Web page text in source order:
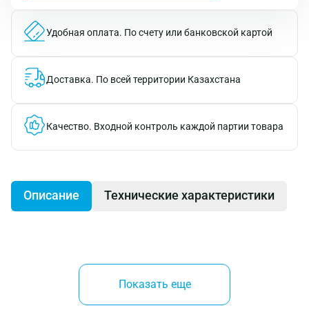
Удобная оплата. По счету или банковской картой
Доставка. По всей территории Казахстана
Качество. Входной контроль каждой партии товара
Описание Технические характеристики
Саморез кровельный KRS по дереву
- крепежное изделие, которое
состоит из стержня с винтовой нарезкой крупным
Показать еще